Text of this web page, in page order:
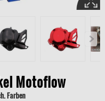
Motoflow
Farben